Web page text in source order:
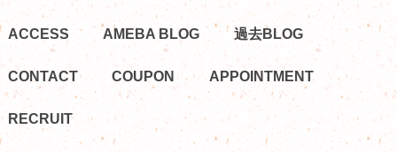
ACCESS AMEBA BLOG 過去BLOG
CONTACT COUPON APPOINTMENT
RECRUIT